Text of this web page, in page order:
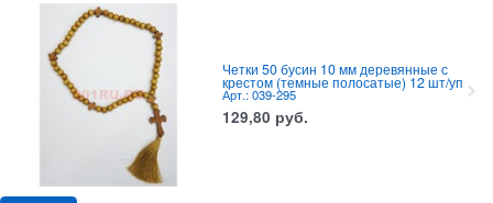
Четки 50 бусин 10 мм деревянные с
крестом (темные полосатые) 12 шт/уп
Арт.: 039-295
129,80 руб.